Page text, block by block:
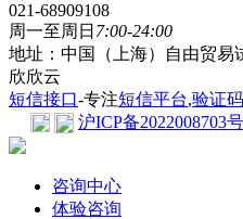
021-68909108
周一至周日 7:00-24:00
地址：中国（上海）自由贸易
欣欣云
短信接口-专注短信平台,验证
沪ICP备2022008703号
咨询中心
体验咨询